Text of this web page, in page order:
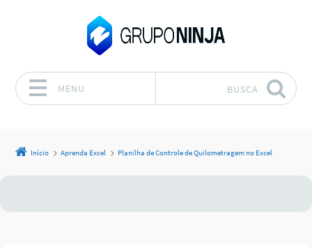
MENU BUSCA
Início Aprenda Excel Planilha de Controle de Quilometragem no Excel